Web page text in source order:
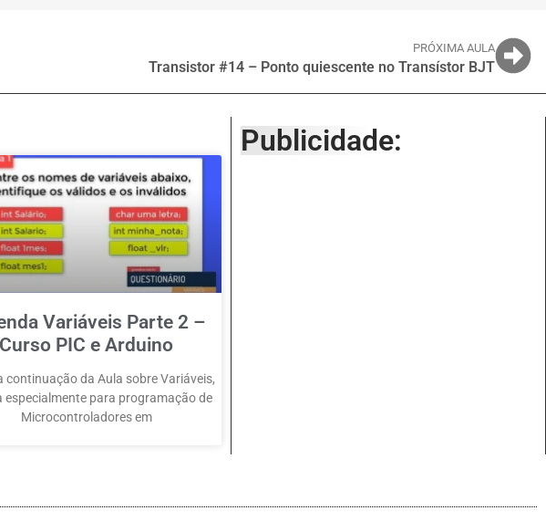
PRÓXIMA AULA
Transistor #14 – Ponto quiescente no Transístor BJT
Variáveis Parte 2 –
Curso PIC e Arduino
continuação da Aula sobre Variáveis,
especialmente para programação de
Microcontroladores em
Publicidade: